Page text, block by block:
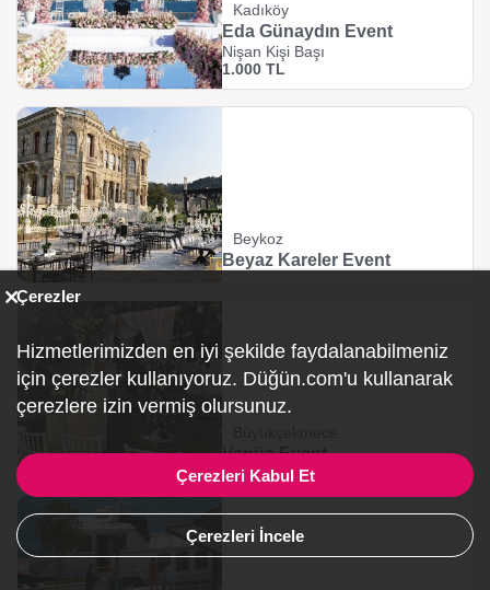
Kadıköy
Eda Günaydın Event
Nişan Kişi Başı
1.000 TL
Beykoz
Beyaz Kareler Event
Venüs Event
Çerezler
Hizmetlerimizden en iyi şekilde faydalanabilmeniz
için çerezler kullanıyoruz. Düğün.com'u kullanarak
çerezlere izin vermiş olursunuz.
Çerezleri Kabul Et
Çerezleri İncele